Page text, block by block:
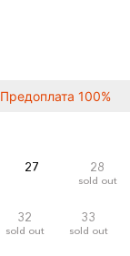
Предоплата 100%
27 28
sold out
32
sold out
33
sold out